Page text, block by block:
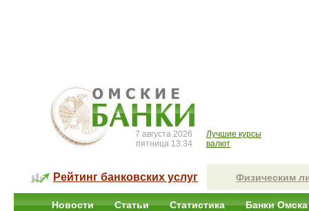
7 августа 2026
пятница 13:34
Лучшие курсы
валют
Рейтинг банковских услуг Физическим
Новости Статьи Статистика Банки Омска